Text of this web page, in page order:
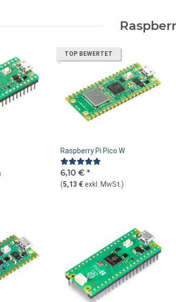
TOP BEWERTET
Raspberry Pi Pico W
6,10 € *
(5,13 € exkl. MwSt. )